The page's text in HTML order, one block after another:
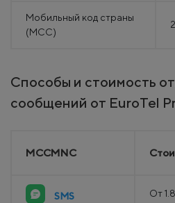
Мобильный код страны
(MCC)
Способы и стоимость
сообщений от EuroTel
MCCMNC
SMS От